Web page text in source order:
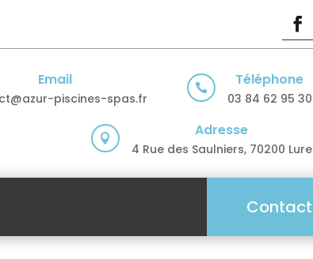
Email
piscines-spas.fr
 Téléphone
03 84 62 95 30
 Adresse
4 Rue des Saulniers, 70200 Lure
Contact